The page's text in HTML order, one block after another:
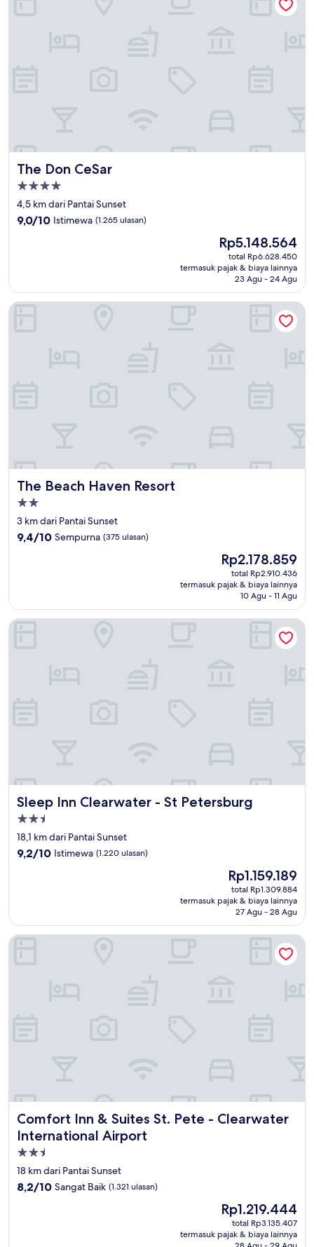
The Don CeSar
The Don CeSar
Properti
bintang
4.0
4,5 km dari Pantai Sunset
9.0
9,0/10 Istimewa (1.265 ulasan)
Harga
sekarang
Rp5.148.564
Rp5.148.564
total Rp6.628.450
termasuk pajak & biaya lainnya
23 Agu - 24 Agu
The Beach Haven Resort
The Beach Haven Resort
Properti
bintang
2.0
3 km dari Pantai Sunset
9.4
9,4/10 Sempurna (375 ulasan)
Harga
sekarang
Rp2.178.859
Rp2.178.859
total Rp2.910.436
termasuk pajak & biaya lainnya
10 Agu - 11 Agu
The Beach Haven Resort
Sleep Inn Clearwater - St Petersburg
Sleep Inn Clearwater - St Petersburg
Properti
bintang
2.5
18,1 km dari Pantai Sunset
9.2
9,2/10 Istimewa (1.220 ulasan)
Harga
sekarang
Rp1.159.189
Rp1.159.189
total Rp1.309.884
termasuk pajak & biaya lainnya
27 Agu - 28 Agu
Sleep Inn Clearwater - St Petersburg
Comfort Inn & Suites St. Pete - Clearwater
International Airport
Comfort Inn & Suites St. Pete - Clearwater International
Properti
bintang
2.5
18 km dari Pantai Sunset
8.2
8,2/10 Sangat Baik (1.321 ulasan)
Harga
sekarang
Rp1.219.444
Rp1.219.444
total Rp3.135.407
termasuk pajak & biaya lainnya
Comfort Inn & Suites St. Pete - Clearwater International